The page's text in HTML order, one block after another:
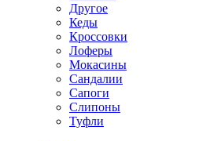
Другое
Кеды
Кроссовки
Лоферы
Мокасины
Сандалии
Сапоги
Слипоны
Туфли